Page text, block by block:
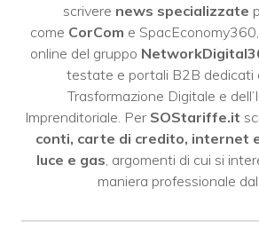
scrivere news specializzate
come CorCom e
online del gruppo
testate e portali B2B dedicati
Trasformazione Digitale e
Imprenditoriale. Per SOStariffe.it
conti, carte di credito, internet
luce e gas , argomenti di cui si
maniera professionale